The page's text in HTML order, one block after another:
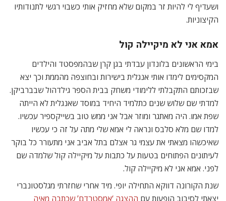
ושעדיף לי להיות זר במקום שלא מחזיק אותי כשבוי רגשי לתנודותיו
הקיצוניות.
אמא אני לא מיקיילה קול
בימי הראשונים בלונדון עבדתי בגן קרן שבהמפסטד והילדים
המקסימים לימדו אותי אנגלית בישירות ובחוצפה מהממת וכך יצא
שבזכותם התקבלתי ללימודי משחק בבית הספר גילדהול שבברביקן.
למדתי שם שלוש שנים כתלמיד היחיד במוסד שאנגלית לא הייתה
שפת אמו. היה מאתגר ומוזר אבל אני ממש טוב בשייקספיר עכשיו.
למדו שם מלא סלבס ונראה לי אמא שלי מתה על זה כי עכשיו
שאיכשהו מצאתי את עצמי גר אצלם בתל אביב אני מתעורר כל בוקר
לעיתונים הפתוחים בטעות על כתבות על מיקיילה קול שלמדה שם
לפני. אמא אני לא מיקיילה קול.
שנת הקורונה דווקא התחילה יופי. מיד אחרי שחזרתי מגלסטונברי
יצאתי לסיבוב הופעות עם ההצגה ‘אמסטרדם’ שכתבה מאיה